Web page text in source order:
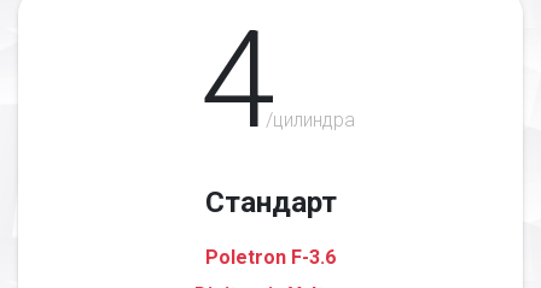
4/цилиндра
Стандарт
Poletron F-3.6